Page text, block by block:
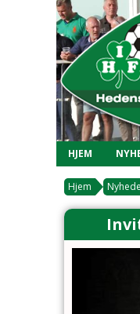
HJEM
Hjem